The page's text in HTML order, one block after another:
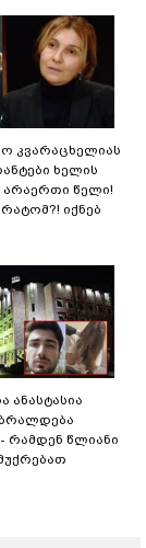
კვარაცხელიას
ხელის
არაერთი წელი!
იქნებ
დედა
ავრცელებს
ანასტასია
რამდენ წლიანი